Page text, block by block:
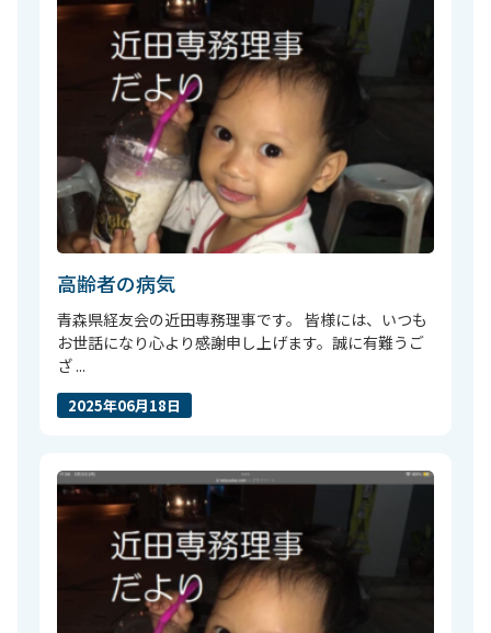
高齢者の病気
青森県経友会の近田専務理事です。 皆様には、いつも
お世話になり心より感謝申し上げます。誠に有難うご
ざ ...
2025年06月18日